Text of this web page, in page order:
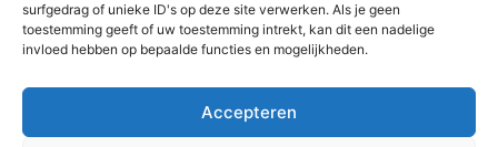
surfgedrag of unieke ID's op deze site verwerken. Als je geen
toestemming geeft of uw toestemming intrekt, kan dit een nadelige
invloed hebben op bepaalde functies en mogelijkheden.
Accepteren
AEX nadert opnieuw zijn hoogste
niveau ooit